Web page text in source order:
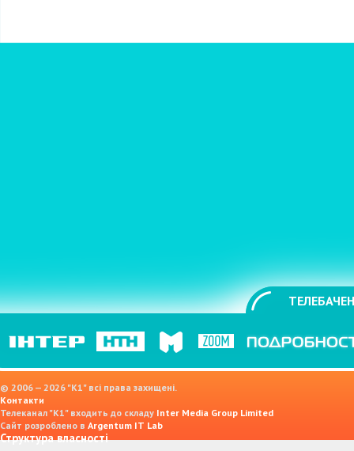
© 2006 — 2026 "K1" всі права захищені.
Контакти
Телеканал "К1" входить до складу Inter Media Group Limited
Сайт розроблено в Argentum IT Lab
Структура власності